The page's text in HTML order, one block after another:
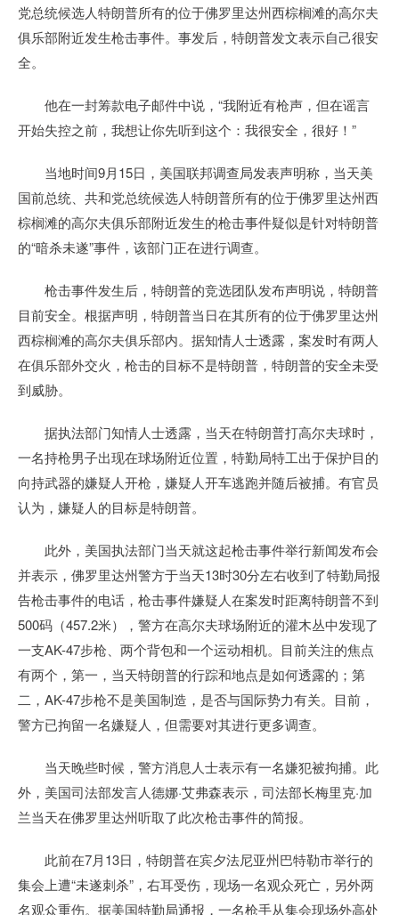
党总统候选人特朗普所有的位于佛罗里达州西棕榈滩的高尔夫
俱乐部附近发生枪击事件。事发后，特朗普发文表示自己很安
全。
他在一封筹款电子邮件中说，“我附近有枪声，但在谣言
开始失控之前，我想让你先听到这个：我很安全，很好！”
当地时间9月15日，美国联邦调查局发表声明称，当天美
国前总统、共和党总统候选人特朗普所有的位于佛罗里达州西
棕榈滩的高尔夫俱乐部附近发生的枪击事件疑似是针对特朗普
的“暗杀未遂”事件，该部门正在进行调查。
枪击事件发生后，特朗普的竞选团队发布声明说，特朗普
目前安全。根据声明，特朗普当日在其所有的位于佛罗里达州
西棕榈滩的高尔夫俱乐部内。据知情人士透露，案发时有两人
在俱乐部外交火，枪击的目标不是特朗普，特朗普的安全未受
到威胁。
据执法部门知情人士透露，当天在特朗普打高尔夫球时，
一名持枪男子出现在球场附近位置，特勤局特工出于保护目的
向持武器的嫌疑人开枪，嫌疑人开车逃跑并随后被捕。有官员
认为，嫌疑人的目标是特朗普。
此外，美国执法部门当天就这起枪击事件举行新闻发布会
并表示，佛罗里达州警方于当天13时30分左右收到了特勤局报
告枪击事件的电话，枪击事件嫌疑人在案发时距离特朗普不到
500码（457.2米），警方在高尔夫球场附近的灌木丛中发现了
一支AK-47步枪、两个背包和一个运动相机。目前关注的焦点
有两个，第一，当天特朗普的行踪和地点是如何透露的；第
二，AK-47步枪不是美国制造，是否与国际势力有关。目前，
警方已拘留一名嫌疑人，但需要对其进行更多调查。
当天晚些时候，警方消息人士表示有一名嫌犯被拘捕。此
外，美国司法部发言人德娜·艾弗森表示，司法部长梅里克·加
兰当天在佛罗里达州听取了此次枪击事件的简报。
此前在7月13日，特朗普在宾夕法尼亚州巴特勒市举行的
集会上遭“未遂刺杀”，右耳受伤，现场一名观众死亡，另外两
名观众重伤。据美国特勤局通报，一名枪手从集会现场外高处